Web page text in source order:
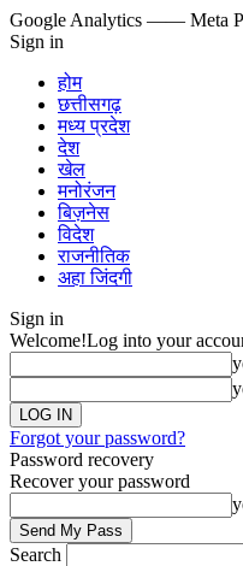
Google Analytics —— Meta
Sign in
होम
छत्तीसगढ़
मध्य प्रदेश
देश
खेल
मनोरंजन
बिज़नेस
विदेश
राजनीतिक
अहा जिंदगी
Sign in
Welcome!Log into your
Forgot your password?
Password recovery
Recover your password
Search